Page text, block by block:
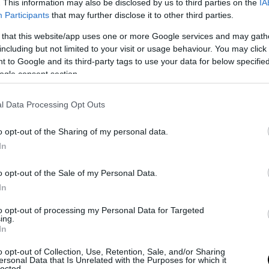
This information may also be disclosed by us to third parties on the
Participants that may further disclose it to other third parties.
that this website/app uses one or more Google services and may
but not limited to your visit or usage behaviour. You may
to Google and its third-party tags to use your data for below
consent section.
Data Processing Opt Outs
opt-out of the Sharing of my personal data.
opt-out of the Sale of my Personal Data.
opt-out of processing my Personal Data for Targeted
opt-out of Collection, Use, Retention, Sale, and/or Sharing
Data that Is Unrelated with the Purposes for which it
Δείτε αυτή τη δημοσίευση στο Instagram.
Η δημοσίευση κοινοποιήθηκε από το χρήστη pronews.gr (@pronews.gr)
πραγματοποιήθηκε σε υπερσύγχρονες
φυσικής, όπου οι επιστήμονες συγκρούουν
που αγγίζουν εκείνες του φωτός,